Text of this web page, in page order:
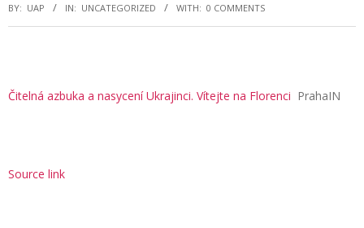
BY: UAP IN: UNCATEGORIZED WITH: 0 COMMENTS
Čitelná azbuka a nasycení Ukrajinci. Vítejte na Florenci PrahaIN
Source link